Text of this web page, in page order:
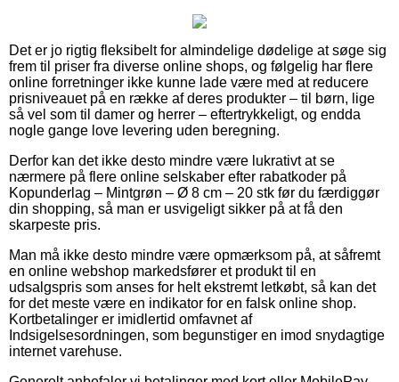
Det er jo rigtig fleksibelt for almindelige dødelige at søge sig
frem til priser fra diverse online shops, og følgelig har flere
online forretninger ikke kunne lade være med at reducere
prisniveauet på en række af deres produkter – til børn, lige
så vel som til damer og herrer – eftertrykkeligt, og endda
nogle gange love levering uden beregning.
Derfor kan det ikke desto mindre være lukrativt at se
nærmere på flere online selskaber efter rabatkoder på
Kopunderlag – Mintgrøn – Ø 8 cm – 20 stk før du færdiggør
din shopping, så man er usvigeligt sikker på at få den
skarpeste pris.
Man må ikke desto mindre være opmærksom på, at såfremt
en online webshop markedsfører et produkt til en
udsalgspris som anses for helt ekstremt letkøbt, så kan det
for det meste være en indikator for en falsk online shop.
Kortbetalinger er imidlertid omfavnet af
Indsigelsesordningen, som begunstiger en imod snydagtige
internet varehuse.